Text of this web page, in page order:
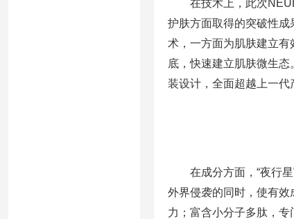
在技术上，此次
护肤方面取得的突破性
术，一方面为肌肤建立
底，快速建立肌肤微生
装设计，全面超越上一代
在成分方面，“夜行
外界侵袭的同时，使有
力；富含小分子多肽，